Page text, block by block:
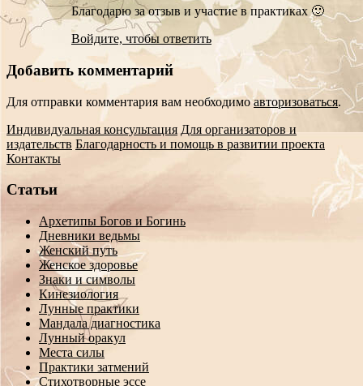
Благодарю за отзыв и участие в практиках 🙂
Войдите, чтобы ответить
Добавить комментарий
Для отправки комментария вам необходимоавторизоваться.
Индивидуальная консультация Для организаторов и
издательств Благодарность и помощь в развитии проекта
Контакты
Статьи
Архетипы Богов и Богинь
Дневники ведьмы
Женский путь
Женское здоровье
Знаки и символы
Кинезиология
Лунные практики
Мандала диагностика
Лунный оракул
Места силы
Практики затмений
Стихотворные эссе